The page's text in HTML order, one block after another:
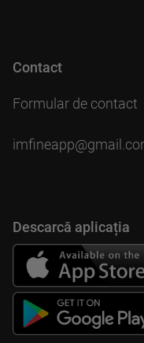
navigării pe acest site
permiți colectarea de
detalii înpolitica de
Esențiale
Contact
Formular de contact
Descarcă aplicația